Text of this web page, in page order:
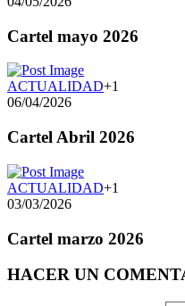
Cartel mayo 2026
ACTUALIDAD+1
06/04/2026
Cartel Abril 2026
ACTUALIDAD+1
03/03/2026
Cartel marzo 2026
HACER UN